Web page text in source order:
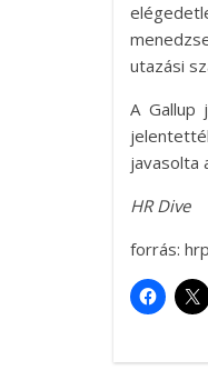
utazási
A Gallup
javasolta
HR Dive
forrás: